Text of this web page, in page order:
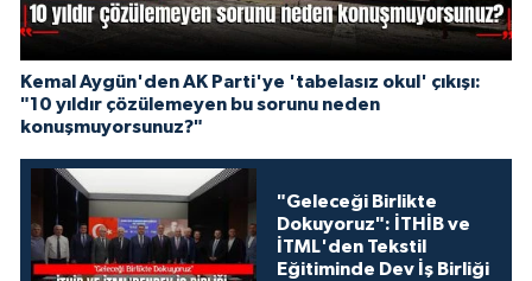
Kemal Aygün'den AK Parti'ye 'tabelasız okul' çıkışı:
"10 yıldır çözülemeyen bu sorunu neden
konuşmuyorsunuz?"
"Geleceği Birlikte
Dokuyoruz": İTHİB ve
İTML'den Tekstil
Eğitiminde Dev İş Birliği